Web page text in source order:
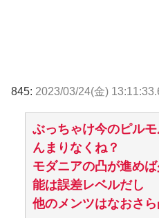
845: 2023/03/24(金)
ぶっちゃけ今のピル
んまりなくね？
モダニアの凸が進め
能は誤差レベルだし
他のメンツはなおさ